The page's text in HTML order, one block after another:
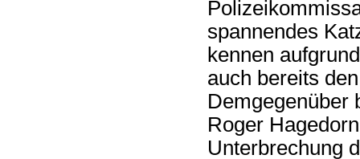
spannendes
kennen
auch bereits
Demgegenüber
Roger
Unterbrechung